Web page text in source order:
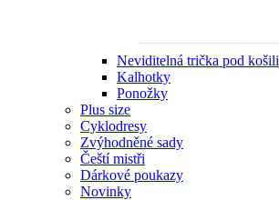
Neviditelná trička pod košili
Kalhotky
Ponožky
Plus size
Cyklodresy
Zvýhodněné sady
Čeští mistři
Dárkové poukazy
Novinky